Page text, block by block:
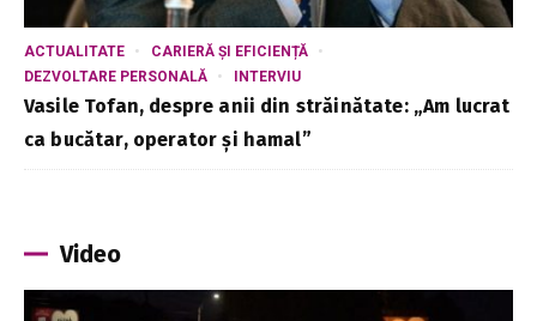
ACTUALITATE
CARIERĂ ȘI EFICIENȚĂ
DEZVOLTARE PERSONALĂ
INTERVIU
Vasile Tofan, despre anii din străinătate: „Am lucrat
ca bucătar, operator și hamal”
Video